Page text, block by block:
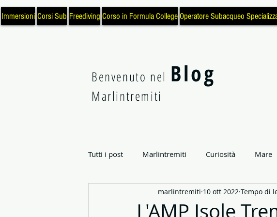
Immersioni Corsi Sub Freediving Corso in Formula CollegeOperatore Subacqueo
Benvenuto nel Blog
Marlintremiti
Tutti i post Marlintremiti Curiosità Mare
Archeologia Subacquea Scienza e Tecnologia
L'AMP Isole
marlintremiti 10 ott 2022 Tempo di